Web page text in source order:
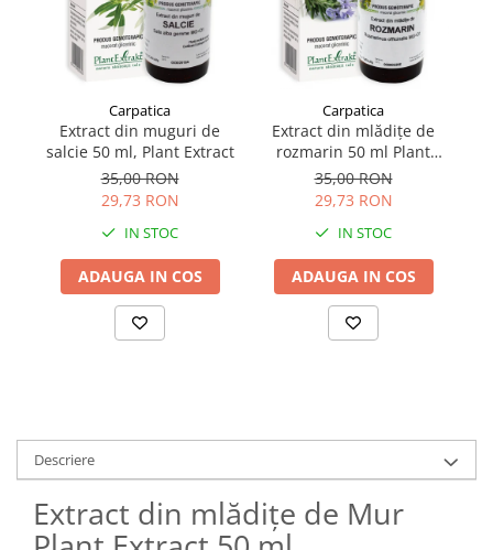
Carpatica
Extract din muguri de
salcie 50 ml, Plant Extract
35,00 RON
29,73 RON
IN STOC
ADAUGA IN COS
Carpatica
Extract din mlădițe de
rozmarin 50 ml Plant
Extract
35,00 RON
29,73 RON
IN STOC
ADAUGA IN COS
Descriere
Extract din mlădițe de Mur